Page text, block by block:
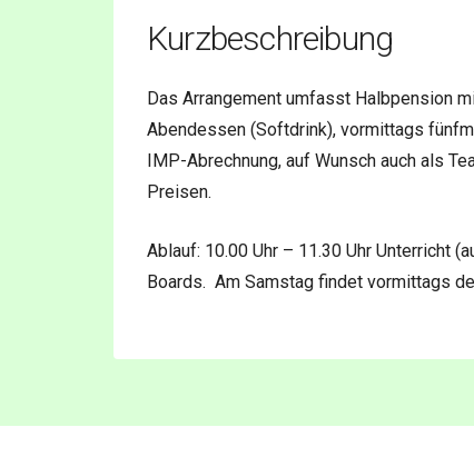
Kurzbeschreibung
Das Arrangement umfasst Halbpension
Abendessen (Softdrink), vormittags
IMP-Abrechnung, auf Wunsch auch als
Preisen.
Ablauf: 10.00 Uhr – 11.30 Uhr Unterricht
Boards. Am Samstag findet vormittags